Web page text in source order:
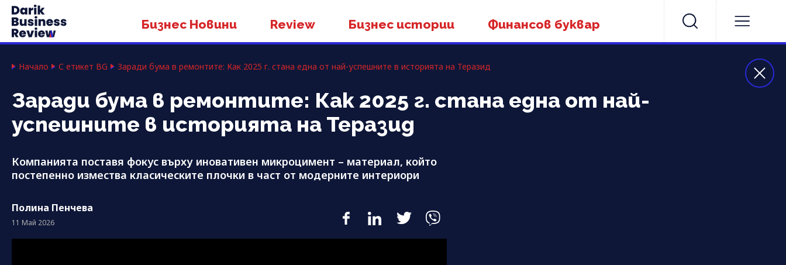
Бизнес Новини Review Бизнес истории Финансов буквар
Начало С етикет BG Заради бума в ремонтите: Как 2025 г. стана една от най-успешните в историята на Теразид
Заради бума в ремонтите: Как 2025 г. стана една от най-
успешните в историята на Теразид
Компанията поставя фокус върху иновативен микроцимент – материал, който
постепенно измества класическите плочки в част от модерните интериори
Полина Пенчева
11 Май 2026